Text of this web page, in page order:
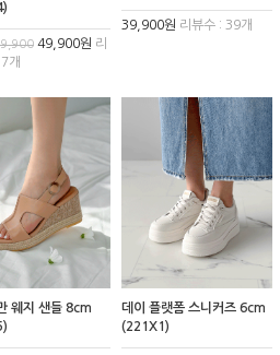
49,900원 리
개
39,900원 리뷰수 : 39개
웨지 샌들 8cm
데이 플랫폼 스니커즈 6cm
(221X1)